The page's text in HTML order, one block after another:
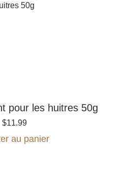
pour les huitres 50g
$11.99
au panier